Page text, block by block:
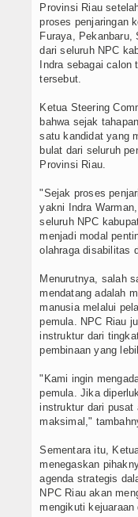
Olahraga
Provinsi Riau
proses penjaringan
Furaya, Pekanbaru,
dari seluruh NPC
Indra sebagai
tersebut.
Ketua Steering
bahwa sejak
satu kandidat yang
bulat dari seluruh
Provinsi Riau.
"Sejak proses
yakni Indra
seluruh NPC
menjadi modal
olahraga disabilitas
Menurutnya, salah
mendatang adalah
manusia melalui
pemula. NPC Riau
instruktur dari
pembinaan yang
"Kami ingin
pemula. Jika
instruktur dari pusat
maksimal,"
Sementara itu,
menegaskan
agenda strategis
NPC Riau akan
mengikuti